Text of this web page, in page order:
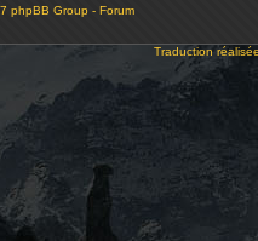
phpBB Group - Forum
Traduction